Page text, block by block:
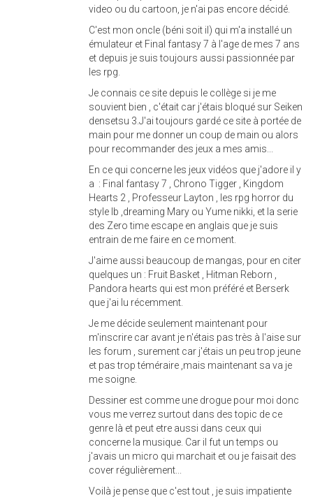
video ou du cartoon, je n'ai pas encore décidé.
C'est mon oncle (béni soit il) qui m'a installé un
émulateur et Final fantasy 7 à l'age de mes 7 ans
et depuis je suis toujours aussi passionnée par
les rpg.
Je connais ce site depuis le collège si je me
souvient bien , c'était car j'étais bloqué sur Seiken
densetsu 3.J'ai toujours gardé ce site à portée de
main pour me donner un coup de main ou alors
pour recommander des jeux a mes amis...
En ce qui concerne les jeux vidéos que j'adore il y
a : Final fantasy 7 , Chrono Tigger , Kingdom
Hearts 2 , Professeur Layton , les rpg horror du
style Ib ,dreaming Mary ou Yume nikki, et la serie
des Zero time escape en anglais que je suis
entrain de me faire en ce moment.
J'aime aussi beaucoup de mangas, pour en citer
quelques un : Fruit Basket , Hitman Reborn ,
Pandora hearts qui est mon préféré et Berserk
que j'ai lu récemment.
Je me décide seulement maintenant pour
m'inscrire car avant je n'étais pas très à l'aise sur
les forum , surement car j'étais un peu trop jeune
et pas trop téméraire ,mais maintenant sa va je
me soigne.
Dessiner est comme une drogue pour moi donc
vous me verrez surtout dans des topic de ce
genre là et peut etre aussi dans ceux qui
concerne la musique. Car il fut un temps ou
j'avais un micro qui marchait et ou je faisait des
cover régulièrement...
Voilà je pense que c'est tout , je suis impatiente